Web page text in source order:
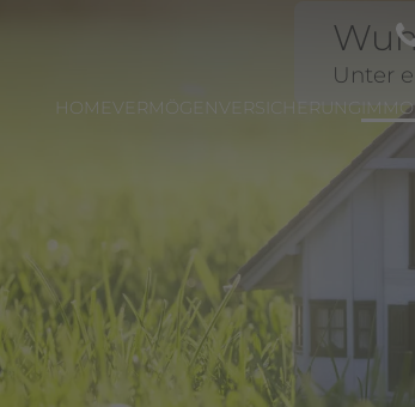
HOMEVERMÖGENVERSICHERUNG
Unter